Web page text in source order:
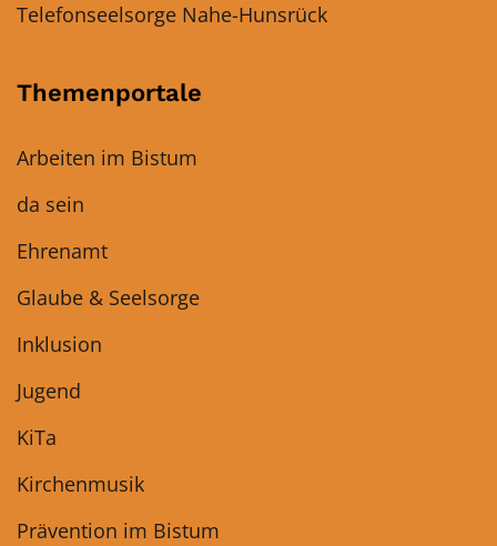
Telefonseelsorge Nahe-Hunsrück
Themenportale
Arbeiten im Bistum
da sein
Ehrenamt
Glaube & Seelsorge
Inklusion
Jugend
KiTa
Kirchenmusik
Prävention im Bistum